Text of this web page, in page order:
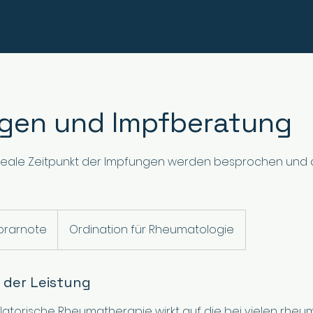
und Impfberatung
Zeitpunkt der Impfungen werden besprochen und
Ordination für Rheumatologie
Leistung